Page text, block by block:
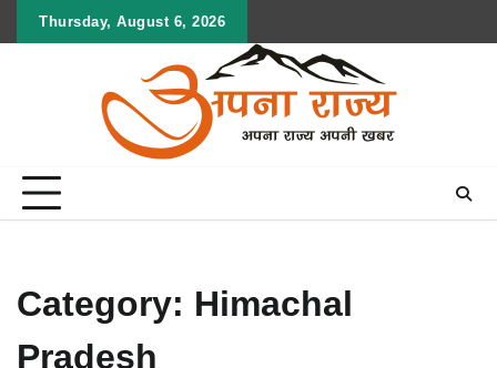
Thursday, August 6, 2026
Category: Himachal
Pradesh